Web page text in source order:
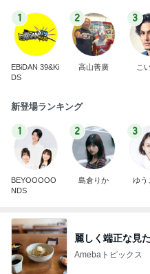
1
EBiDAN 39&Ki
DS
2
高山善廣
3
こ
新登場ランキング
1
BEYOOOOO
NDS
2
島倉りか
3
ゆう
麗しく端正な見
Amebaトピックス